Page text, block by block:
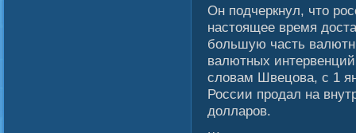
Он подчеркнул, что
настоящее время
большую часть
валютных
словам Швецова, с 1
России продал на
долларов.